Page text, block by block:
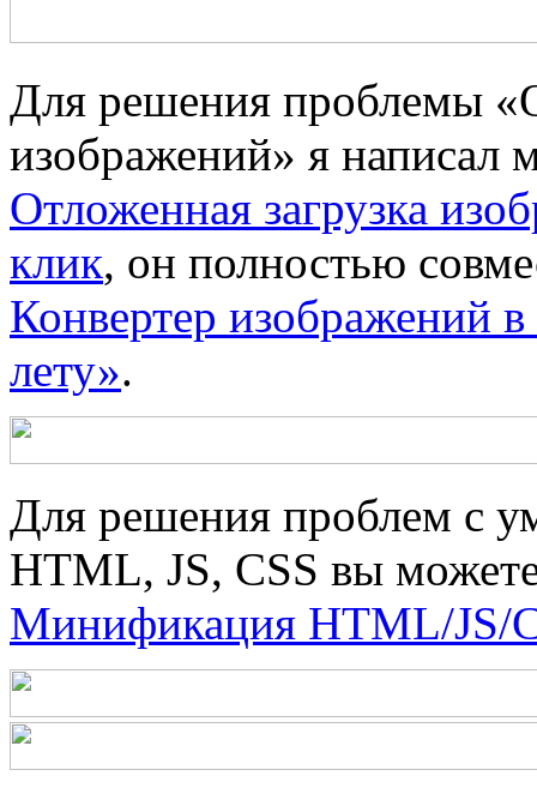
Для решения проблемы
изображений» я написал
Отложенная загрузка
клик, он полностью
Конвертер изображений
лету».
Для решения проблем с
HTML, JS, CSS вы
Минификация HTML/JS/